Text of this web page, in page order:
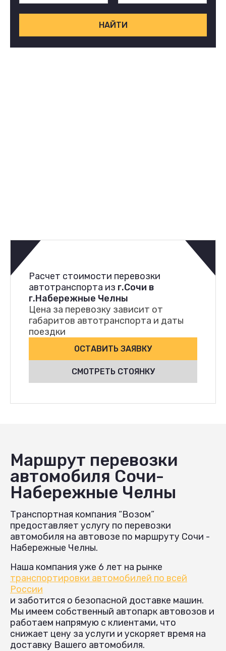
НАЙТИ
Расчет стоимости перевозки
автотранспорта из г.Сочи в
г.Набережные Челны
Цена за перевозку зависит от
габаритов автотранспорта и даты
поездки
ОСТАВИТЬ ЗАЯВКУ
СМОТРЕТЬ СТОЯНКУ
Маршрут перевозки
автомобиля Сочи-
Набережные Челны
Транспортная компания “Возом”
предоставляет услугу по перевозки
автомобиля на автовозе по маршруту Сочи -
Набережные Челны.
Наша компания уже 6 лет на рынке
транспортировки автомобилей по всей
России
и заботится о безопасной доставке машин.
Мы имеем собственный автопарк автовозов и
работаем напрямую с клиентами, что
снижает цену за услуги и ускоряет время на
доставку Вашего автомобиля.